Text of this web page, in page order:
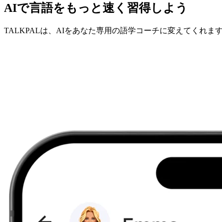
AIで言語をもっと速く習得しよう
TALKPALは、AIをあなた専用の語学コーチに変えてくれま